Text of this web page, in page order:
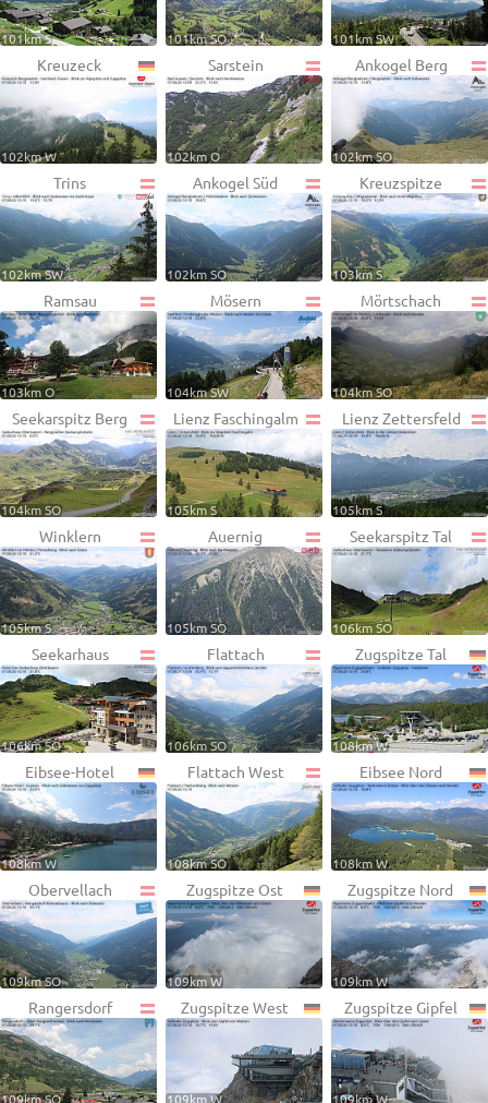
101km S 101km SO 101km SW
Kreuzeck
102km W
Sarstein
102km O
Ankogel Berg
102km SO
Trins
102km SW
Ankogel Süd
102km SO
Kreuzspitze
103km S
Ramsau
103km O
Mösern
104km SW
Mörtschach
104km SO
Seekarspitz Berg
104km SO
Lienz Faschingalm
105km S
Lienz Zettersfeld
105km S
Winklern
105km S
Auernig
105km SO
Seekarspitz Tal
106km SO
Seekarhaus
106km SO
Flattach
106km SO
Zugspitze Tal
108km W
Eibsee-Hotel
108km W
Flattach West
108km SO
Eibsee Nord
108km W
Obervellach
109km SO
Zugspitze Ost
109km W
Zugspitze Nord
109km W
Rangersdorf
109km SO
Zugspitze West
109km W
Zugspitze Gipfel
109km W